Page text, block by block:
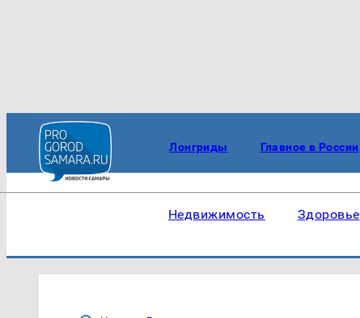
Лонгриды Главное в России
Недвижимость Здоровье